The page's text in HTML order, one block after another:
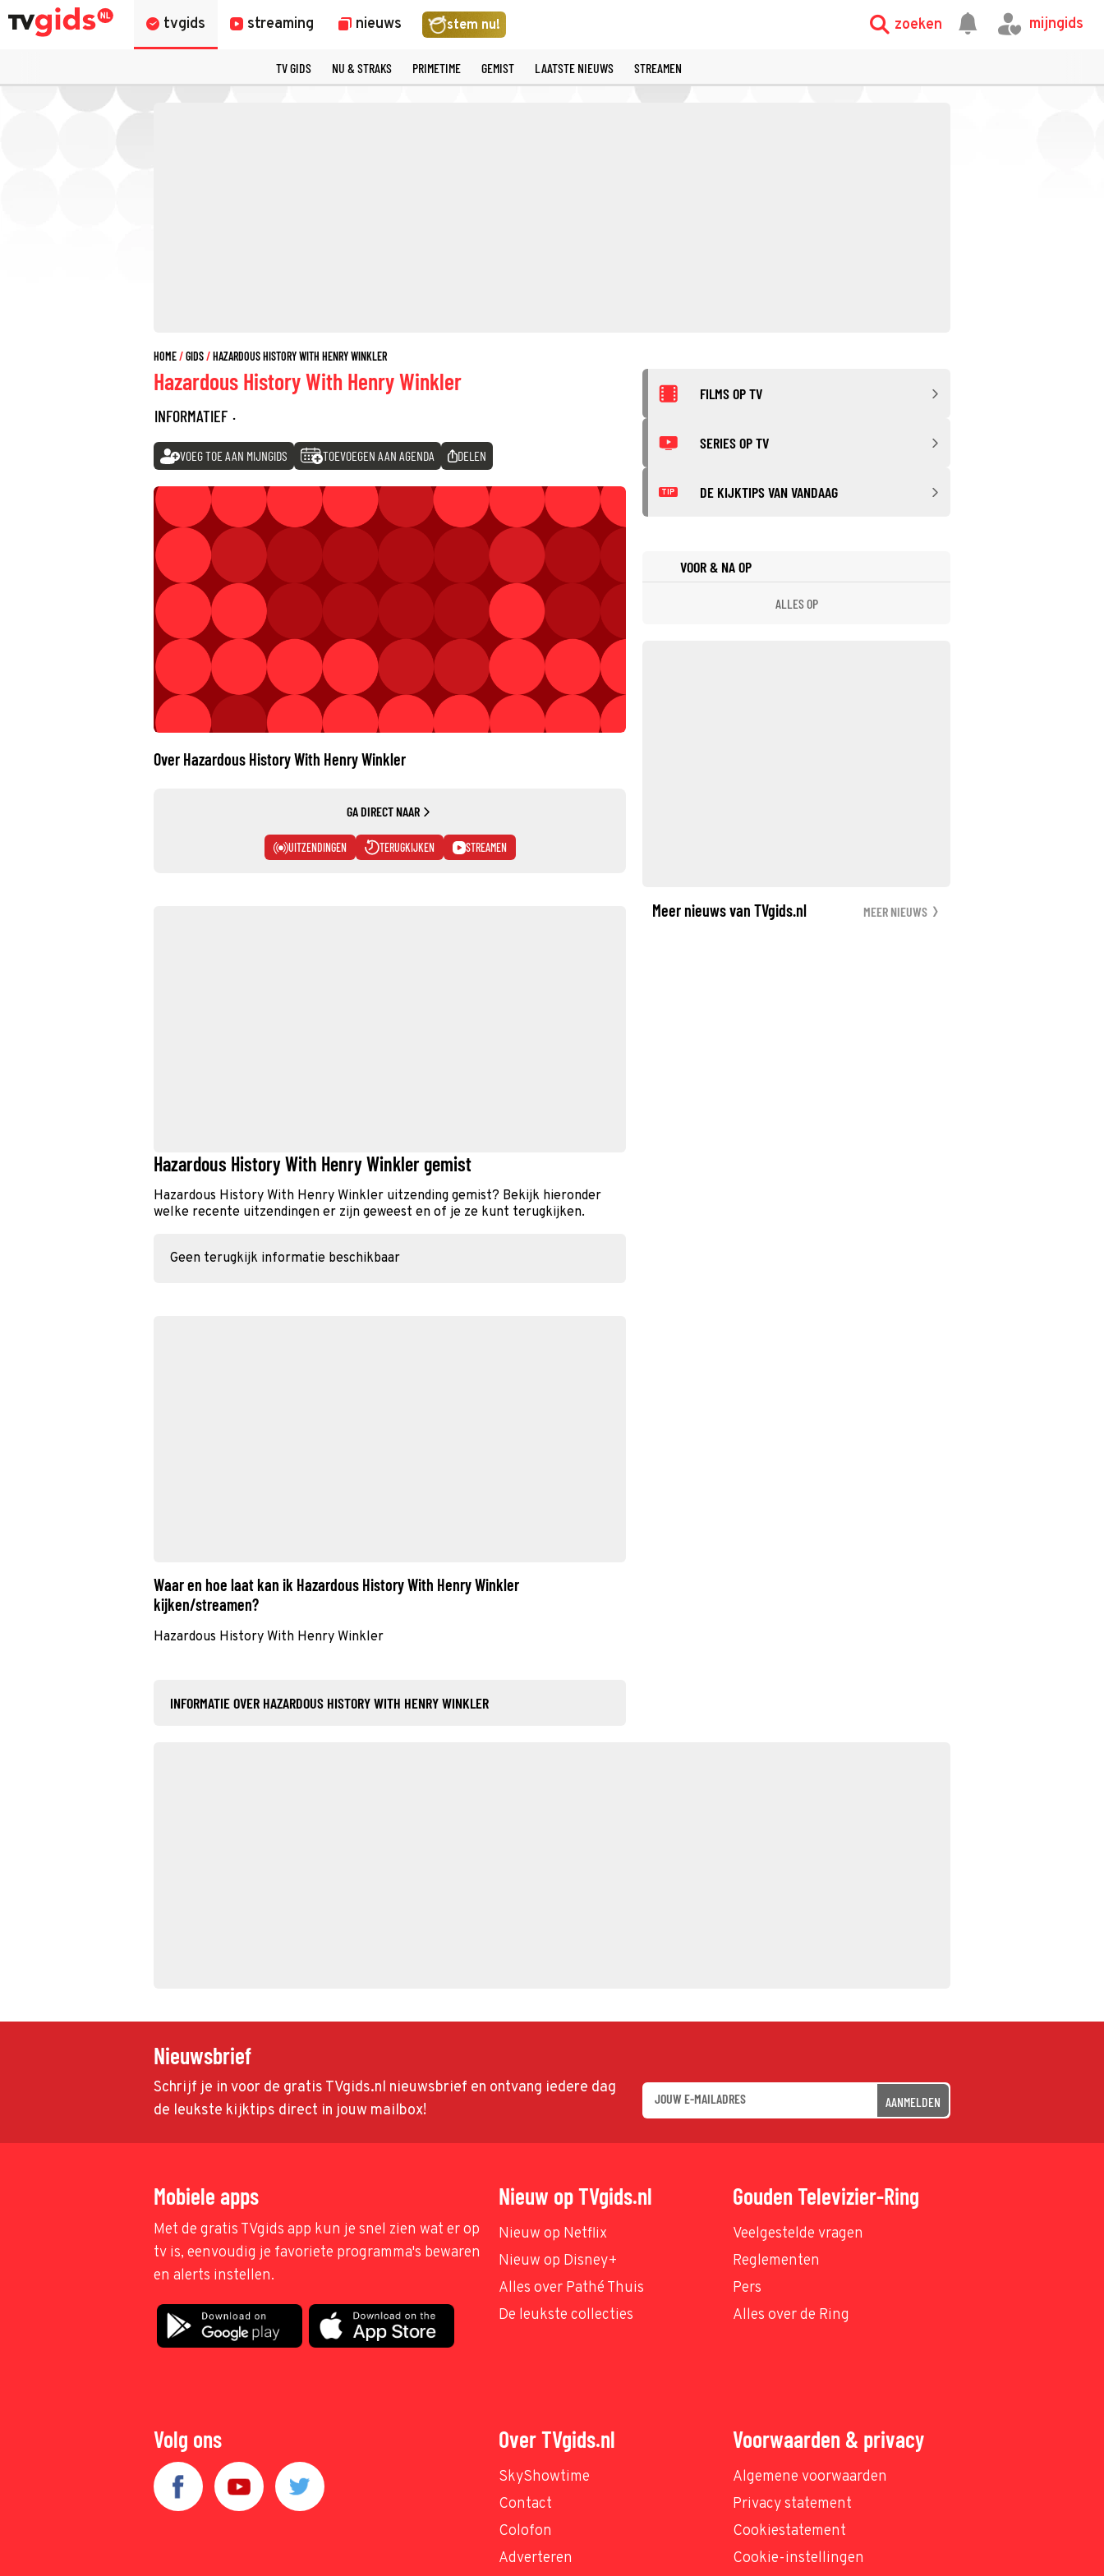
tvgids streaming nieuws stem nu! zoeken mijngids
TV GIDS NU & STRAKS PRIMETIME GEMIST LAATSTE NIEUWS STREAMEN
HOME GIDS HAZARDOUS HISTORY WITH HENRY WINKLER
Hazardous History With Henry Winkler
INFORMATIEF ·
VOEG TOE AAN MIJNGIDS TOEVOEGEN AAN AGENDA DELEN
Over Hazardous History With Henry Winkler
GA DIRECT NAAR
UITZENDINGEN TERUGKIJKEN STREAMEN
Hazardous History With Henry Winkler gemist
Hazardous History With Henry Winkler uitzending gemist? Bekijk hieronder
welke recente uitzendingen er zijn geweest en of je ze kunt terugkijken.
Geen terugkijk informatie beschikbaar
Waar en hoe laat kan ik Hazardous History With Henry Winkler
kijken/streamen?
Hazardous History With Henry Winkler
INFORMATIE OVER HAZARDOUS HISTORY WITH HENRY WINKLER
FILMS OP TV
SERIES OP TV
TIP DE KIJKTIPS VAN VANDAAG
VOOR & NA OP
ALLES OP
Meer nieuws van TVgids.nl MEER NIEUWS
Nieuwsbrief
Schrijf je in voor de gratis TVgids.nl nieuwsbrief en ontvang iedere dag
de leukste kijktips direct in jouw mailbox!
AANMELDEN
Mobiele apps
Met de gratis TVgids app kun je snel zien wat er op
tv is, eenvoudig je favoriete programma's bewaren
en alerts instellen.
Nieuw op TVgids.nl
Nieuw op Netflix
Nieuw op Disney+
Alles over Pathé Thuis
De leukste collecties
Gouden Televizier-Ring
Veelgestelde vragen
Reglementen
Pers
Alles over de Ring
Volg ons Over TVgids.nl
SkyShowtime
Contact
Colofon
Adverteren
Voorwaarden & privacy
Algemene voorwaarden
Privacy statement
Cookiestatement
Cookie-instellingen